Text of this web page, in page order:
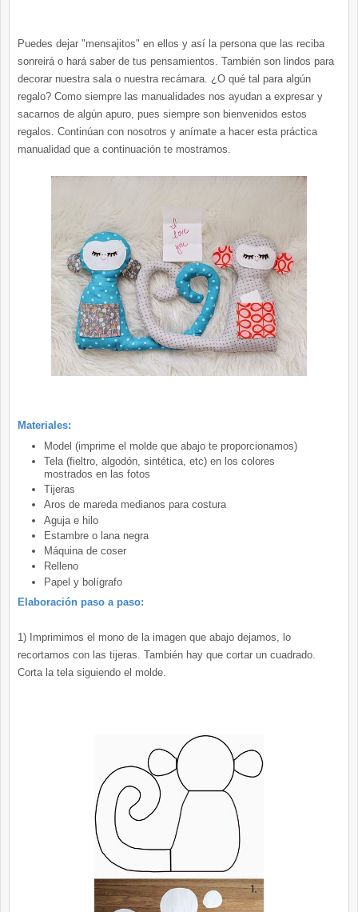
Puedes dejar "mensajitos" en ellos y así la persona que las reciba
sonreirá o hará saber de tus pensamientos. También son lindos para
decorar nuestra sala o nuestra recámara. ¿O qué tal para algún
regalo? Como siempre las manualidades nos ayudan a expresar y
sacarnos de algún apuro, pues siempre son bienvenidos estos
regalos. Continúan con nosotros y anímate a hacer esta práctica
manualidad que a continuación te mostramos.
Materiales:
Model (imprime el molde que abajo te proporcionamos)
Tela (fieltro, algodón, sintética, etc) en los colores
mostrados en las fotos
Tijeras
Aros de mareda medianos para costura
Aguja e hilo
Estambre o lana negra
Máquina de coser
Relleno
Papel y bolígrafo
Elaboración paso a paso:
1) Imprimimos el mono de la imagen que abajo dejamos, lo
recortamos con las tijeras. También hay que cortar un cuadrado.
Corta la tela siguiendo el molde.